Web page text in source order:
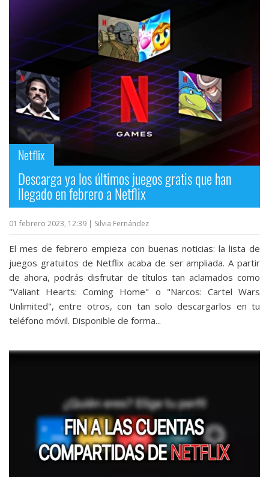
Netflix
Descarga ya los últimos juegos gratis que han
llegado en febrero a Netflix
01 febrero 2023, 12:39 | Silvia Fernández
El mes de febrero empieza con buenas noticias: la lista de
juegos gratuitos de Netflix acaba de ser ampliada. A partir
de ahora, podrás disfrutar de títulos tan aclamados como
"Valiant Hearts: Coming Home" o "Narcos: Cartel Wars
Unlimited", entre otros, con tan solo descargarlos en tu
teléfono móvil. Disponible de forma...